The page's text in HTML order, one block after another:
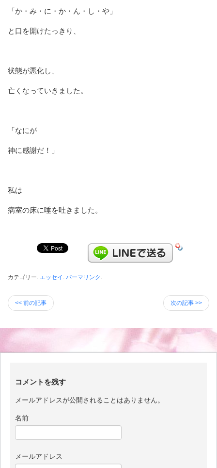
「か・み・に・か・ん・し・や」
と口を開けたっきり、
状態が悪化し、
亡くなっていきました。
「なにが
神に感謝だ！」
私は
病室の床に唾を吐きました。
カテゴリー: エッセイ . パーマリンク .
<< 前の記事 次の記事 >>
コメントを残す
メールアドレスが公開されることはありません。
名前
メールアドレス